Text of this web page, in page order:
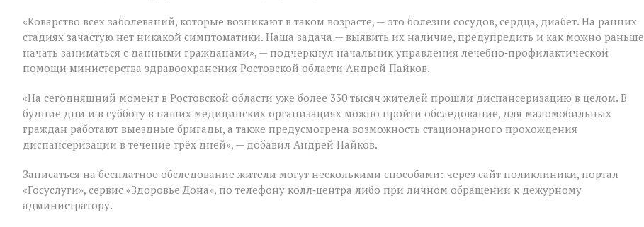
«Коварство всех заболеваний, которые возникают в таком возрасте, — это болезни сосудов, сердца, диабет. На ранних
стадиях зачастую нет никакой симптоматики. Наша задача — выявить их наличие, предупредить и как можно раньше
начать заниматься с данными гражданами», — подчеркнул начальник управления лечебно‑профилактической
помощи министерства здравоохранения Ростовской области Андрей Пайков.
«На сегодняшний момент в Ростовской области уже более 330 тысяч жителей прошли диспансеризацию в целом. В
будние дни и в субботу в наших медицинских организациях можно пройти обследование, для маломобильных
граждан работают выездные бригады, а также предусмотрена возможность стационарного прохождения
диспансеризации в течение трёх дней», — добавил Андрей Пайков.
Записаться на бесплатное обследование жители могут несколькими способами: через сайт поликлиники, портал
«Госуслуги», сервис «Здоровье Дона», по телефону колл‑центра либо при личном обращении к дежурному
администратору.